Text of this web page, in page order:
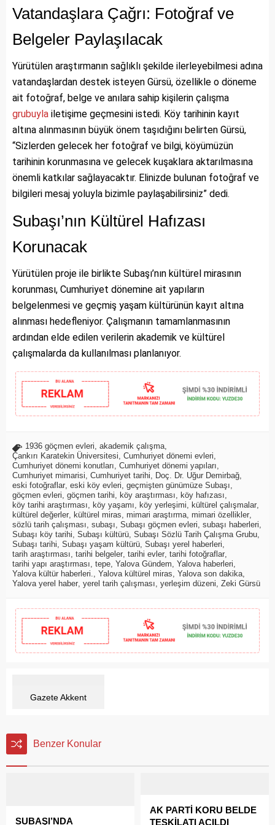
Vatandaşlara Çağrı: Fotoğraf ve
Belgeler Paylaşılacak
Yürütülen araştırmanın sağlıklı şekilde ilerleyebilmesi adına
vatandaşlardan destek isteyen Gürsü, özellikle o döneme
ait fotoğraf, belge ve anılara sahip kişilerin çalışma
grubuyla iletişime geçmesini istedi. Köy tarihinin kayıt
altına alınmasının büyük önem taşıdığını belirten Gürsü,
“Sizlerden gelecek her fotoğraf ve bilgi, köyümüzün
tarihinin korunmasına ve gelecek kuşaklara aktarılmasına
önemli katkılar sağlayacaktır. Elinizde bulunan fotoğraf ve
bilgileri mesaj yoluyla bizimle paylaşabilirsiniz” dedi.
Subaşı’nın Kültürel Hafızası
Korunacak
Yürütülen proje ile birlikte Subaşı’nın kültürel mirasının
korunması, Cumhuriyet dönemine ait yapıların
belgelenmesi ve geçmiş yaşam kültürünün kayıt altına
alınması hedefleniyor. Çalışmanın tamamlanmasının
ardından elde edilen verilerin akademik ve kültürel
çalışmalarda da kullanılması planlanıyor.
1936 göçmen evleri, akademik çalışma,
Çankırı Karatekin Üniversitesi, Cumhuriyet dönemi evleri,
Cumhuriyet dönemi konutları, Cumhuriyet dönemi yapıları,
Cumhuriyet mimarisi, Cumhuriyet tarihi, Doç. Dr. Uğur Demirbağ,
eski fotoğraflar, eski köy evleri, geçmişten günümüze Subaşı,
göçmen evleri, göçmen tarihi, köy araştırması, köy hafızası,
köy tarihi araştırması, köy yaşamı, köy yerleşimi, kültürel çalışmalar,
kültürel değerler, kültürel miras, mimari araştırma, mimari özellikler,
sözlü tarih çalışması, subaşı, Subaşı göçmen evleri, subaşı haberleri,
Subaşı köy tarihi, Subaşı kültürü, Subaşı Sözlü Tarih Çalışma Grubu,
Subaşı tarihi, Subaşı yaşam kültürü, Subaşı yerel haberleri,
tarih araştırması, tarihi belgeler, tarihi evler, tarihi fotoğraflar,
tarihi yapı araştırması, tepe, Yalova Gündem, Yalova haberleri,
Yalova kültür haberleri., Yalova kültürel miras, Yalova son dakika,
Yalova yerel haber, yerel tarih çalışması, yerleşim düzeni, Zeki Gürsü
Gazete Akkent
Benzer Konular
SUBAŞI’NDA
AK PARTİ KORU BELDE
TEŞKİLATI AÇILDI